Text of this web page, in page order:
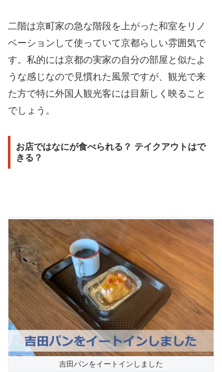
二階は京町家の急な階段を上がった和室をリノ
ベーションして使っていて京都らしい雰囲気で
す。私的には京都の実家の自分の部屋と似たよ
うな感じなので見慣れた風景ですが、観光で来
た方で特に外国人観光客には目新しく映ること
でしょう。
お店ではなにが食べられる？ テイクアウトはで
きる？
吉田パンをイートインしました